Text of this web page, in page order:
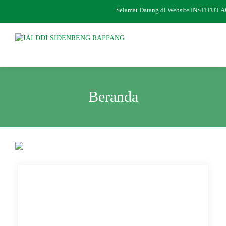
Selamat Datang di Website INSTITUT
Beranda